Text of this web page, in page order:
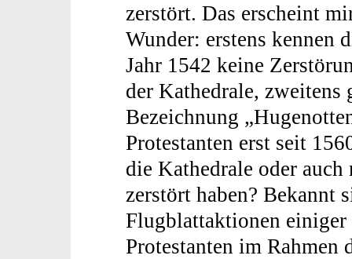
zerstört. Das erscheint
Wunder: erstens kennen
Jahr 1542 keine
der Kathedrale, zweitens
Bezeichnung
Protestanten erst seit
die Kathedrale oder
zerstört haben? Bekannt
Flugblattaktionen
Protestanten im Rahmen